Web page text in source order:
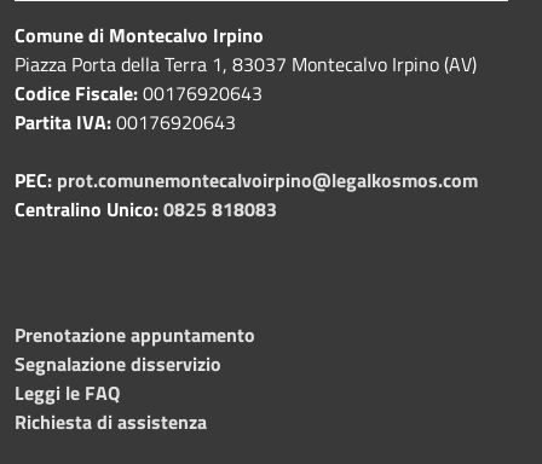
Comune di Montecalvo Irpino
Piazza Porta della Terra 1, 83037 Montecalvo Irpino (AV)
Codice Fiscale:00176920643
Partita IVA:00176920643
PEC: prot.comunemontecalvoirpino@legalkosmos.com
Centralino Unico:0825 818083
Prenotazione appuntamento
Segnalazione disservizio
Leggi le FAQ
Richiesta di assistenza